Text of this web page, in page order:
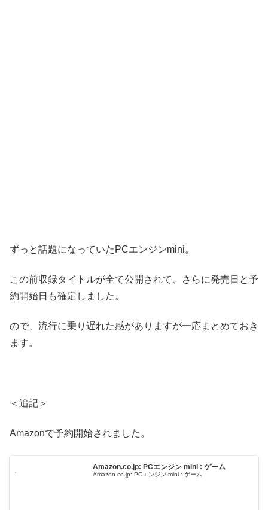
ずっと話題になっていたPCエンジンmini。
この前収録タイトルが全て公開されて、さらに発売日と予
約開始日も確定しました。
ので、流行に乗り遅れた感がありますが一応まとめておき
ます。
＜追記＞
Amazonで予約開始されました。
Amazon.co.jp: PCエンジン mini : ゲーム
Amazon.co.jp: PCエンジン mini : ゲーム